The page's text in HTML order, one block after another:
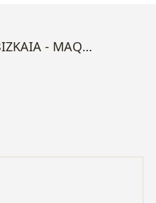
TROQUELERÍA y MECANIZADO